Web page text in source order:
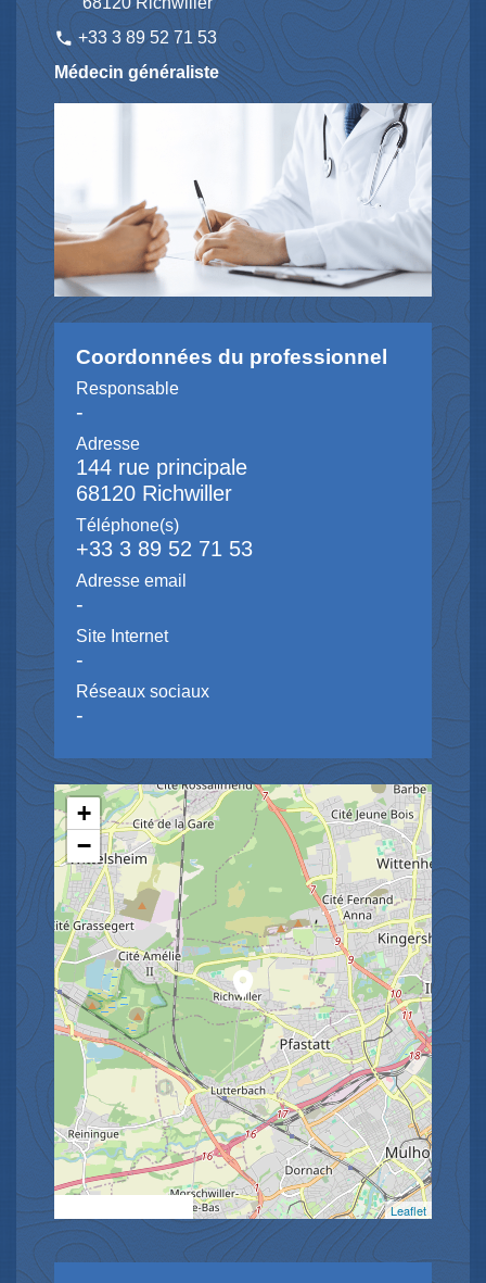
phone +33 3 89 52 71 53
Médecin généraliste
Coordonnées du professionnel
Responsable
-
Adresse
144 rue principale
68120 Richwiller
Téléphone(s)
+33 3 89 52 71 53
Adresse email
-
Site Internet
-
Réseaux sociaux
-
location_on
+
−
Leaflet